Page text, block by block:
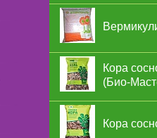
Кора
(Био-
Кора